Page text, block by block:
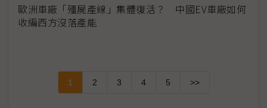
歐洲車廠「殭屍產線」集體復活？ 中國EV車廠如何
收編西方沒落產能
1 2 3 4 5 >>